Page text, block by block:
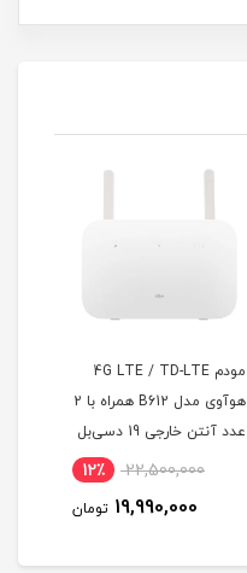
سیم کارت سرویس همراه
اول TD-Lte (مخصوص
مودم)
4,400,000 10٪
3,980,000 تومان